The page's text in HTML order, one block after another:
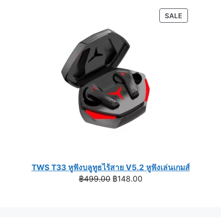
฿589.00
through
SALEPRODUCT
ON
TWS T33 หูฟังบลูทูธไร้สาย V5.2 หูฟังเล่นเกมส์
฿499.00 Original
฿148.00Current